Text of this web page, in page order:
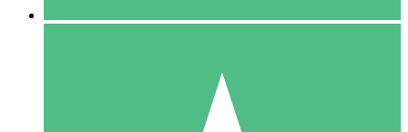
10 Downloads
20 00